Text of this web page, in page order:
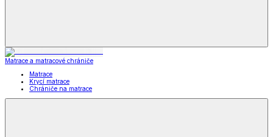
Matrace a matracové chrániče
Matrace
Krycí matrace
Chrániče na matrace